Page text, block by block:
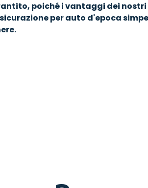
poiché i vantaggi dei
per auto d'epoca